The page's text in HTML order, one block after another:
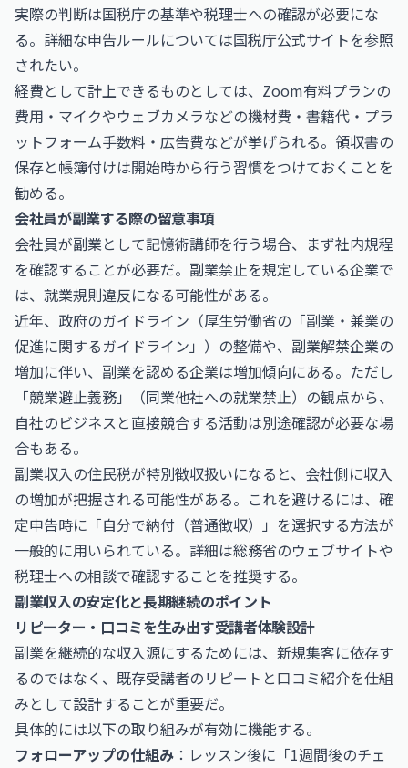
実際の判断は国税庁の基準や税理士への確認が必要にな
る。詳細な申告ルールについては国税庁公式サイトを参照
されたい。
経費として計上できるものとしては、Zoom有料プランの
費用・マイクやウェブカメラなどの機材費・書籍代・プラ
ットフォーム手数料・広告費などが挙げられる。領収書の
保存と帳簿付けは開始時から行う習慣をつけておくことを
勧める。
会社員が副業する際の留意事項
会社員が副業として記憶術講師を行う場合、まず社内規程
を確認することが必要だ。副業禁止を規定している企業で
は、就業規則違反になる可能性がある。
近年、政府のガイドライン（厚生労働省の「副業・兼業の
促進に関するガイドライン」）の整備や、副業解禁企業の
増加に伴い、副業を認める企業は増加傾向にある。ただし
「競業避止義務」（同業他社への就業禁止）の観点から、
自社のビジネスと直接競合する活動は別途確認が必要な場
合もある。
副業収入の住民税が特別徴収扱いになると、会社側に収入
の増加が把握される可能性がある。これを避けるには、確
定申告時に「自分で納付（普通徴収）」を選択する方法が
一般的に用いられている。詳細は総務省のウェブサイトや
税理士への相談で確認することを推奨する。
副業収入の安定化と長期継続のポイント
リピーター・口コミを生み出す受講者体験設計
副業を継続的な収入源にするためには、新規集客に依存す
るのではなく、既存受講者のリピートと口コミ紹介を仕組
みとして設計することが重要だ。
具体的には以下の取り組みが有効に機能する。
フォローアップの仕組み ：レッスン後に「1週間後のチェ